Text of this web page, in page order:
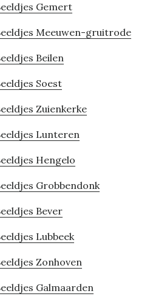
Gemert
Meeuwen-gruitrode
Beilen
Soest
Zuienkerke
Lunteren
Hengelo
Grobbendonk
Bever
Lubbeek
Zonhoven
Galmaarden